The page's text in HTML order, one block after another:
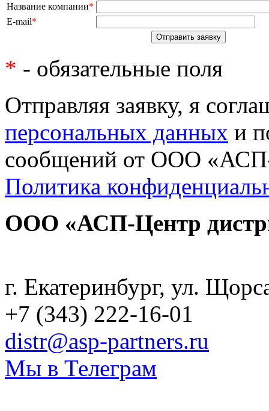
Название компании*
E-mail*
* - обязательные поля
Отправляя заявку, я
персональных данных и
сообщений от ООО
Политика
ООО «АСП-Центр
г. Екатеринбург, ул.
+7 (343) 222-16-01
distr@asp-partners.ru
Мы в Телеграм